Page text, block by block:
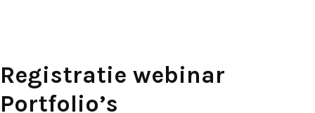
Registratie webinar
Portfolio’s